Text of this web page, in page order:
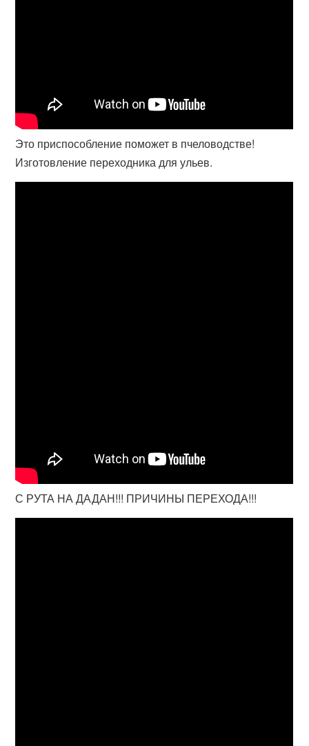
Это приспособление поможет в пчеловодстве!
Изготовление переходника для ульев.
С РУТА НА ДАДАН!!! ПРИЧИНЫ ПЕРЕХОДА!!!